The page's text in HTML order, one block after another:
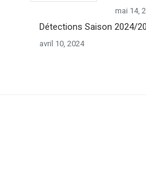
mai 14,
Détections Saison 2024/
avril 10, 2024